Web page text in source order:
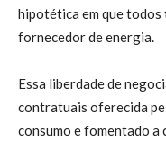
hipotética em que todos
fornecedor de energia.
Essa liberdade de
contratuais oferecida
consumo e fomentado